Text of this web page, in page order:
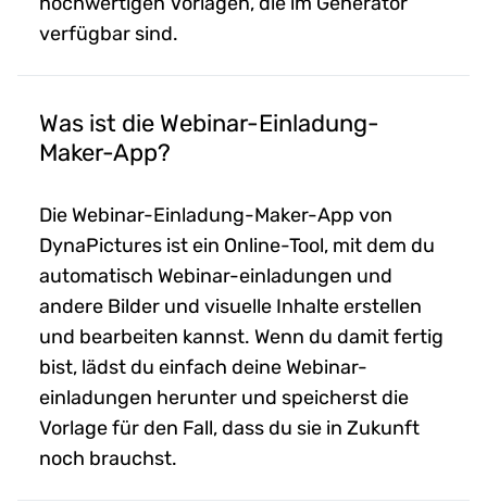
verfügbar sind.
Was ist die Webinar-Einladung-
Maker-App?
Die Webinar-Einladung-Maker-App von
DynaPictures ist ein Online-Tool, mit dem du
automatisch Webinar-einladungen und
andere Bilder und visuelle Inhalte erstellen
und bearbeiten kannst. Wenn du damit fertig
bist, lädst du einfach deine Webinar-
einladungen herunter und speicherst die
Vorlage für den Fall, dass du sie in Zukunft
noch brauchst.